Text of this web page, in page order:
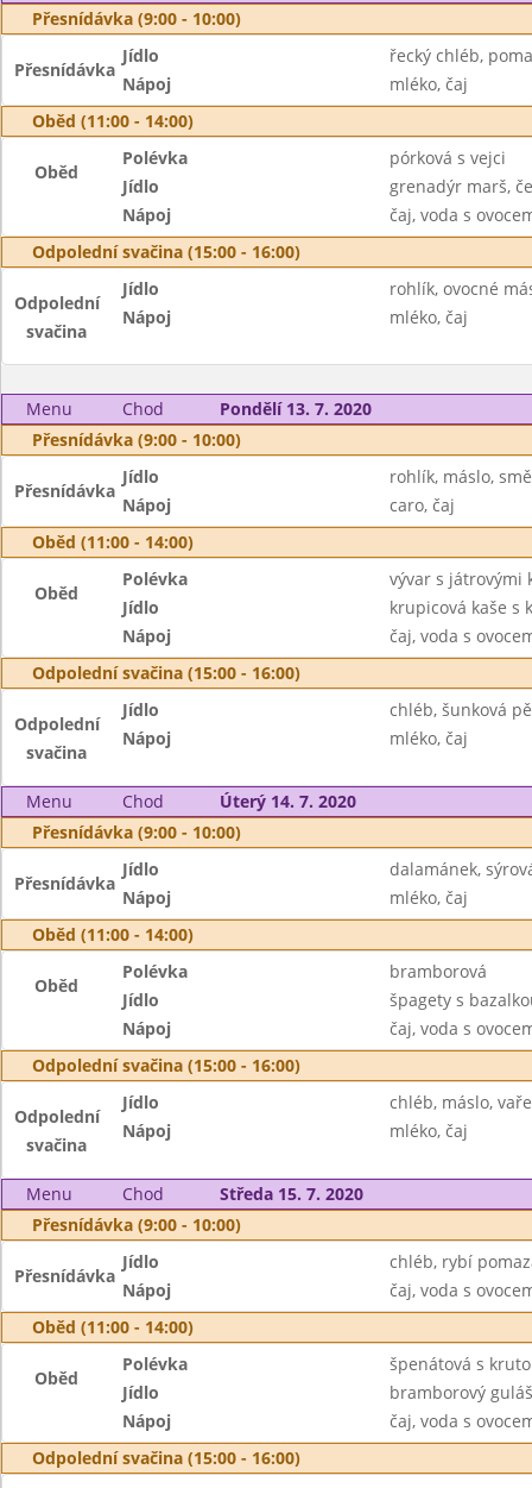
Přesnídávka (9:00 - 10:00)
Přesnídávka
Jídlo
řecký chléb,
Nápoj
mléko, čaj
Oběd (11:00 - 14:00)
Oběd
Polévka
pórková s vejci
Jídlo
grenadýr marš,
Nápoj
čaj, voda s
Odpolední svačina (15:00 - 16:00)
Odpolední
svačina
Jídlo
rohlík, ovocné
Nápoj
mléko, čaj
Menu Chod
Pondělí 13. 7. 2020
Přesnídávka (9:00 - 10:00)
Přesnídávka
Jídlo
rohlík, máslo,
Nápoj
caro, čaj
Oběd (11:00 - 14:00)
Oběd
Polévka
vývar s játrovými
Jídlo
krupicová kaše s
Nápoj
čaj, voda s
Odpolední svačina (15:00 - 16:00)
Odpolední
svačina
Jídlo
chléb, šunková
Nápoj
mléko, čaj
Menu Chod
Úterý 14. 7. 2020
Přesnídávka (9:00 - 10:00)
Přesnídávka
Jídlo
dalamánek,
Nápoj
mléko, čaj
Oběd (11:00 - 14:00)
Oběd
Polévka
bramborová
Jídlo
špagety s
Nápoj
čaj, voda s
Odpolední svačina (15:00 - 16:00)
Odpolední
svačina
Jídlo
chléb, máslo,
Nápoj
mléko, čaj
Menu Chod
Středa 15. 7. 2020
Přesnídávka (9:00 - 10:00)
Přesnídávka
Jídlo
chléb, rybí
Nápoj
čaj, voda s
Oběd (11:00 - 14:00)
Oběd
Polévka
špenátová s
Jídlo
bramborový
Nápoj
čaj, voda s
Odpolední svačina (15:00 - 16:00)